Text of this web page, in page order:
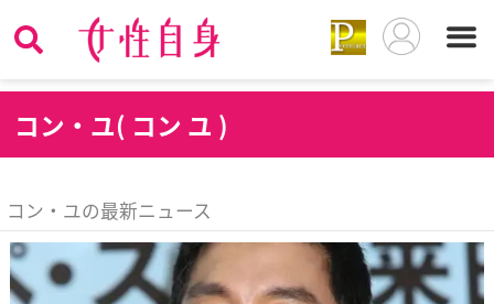
コン・ユ( コン ユ )
コン・ユの最新ニュース